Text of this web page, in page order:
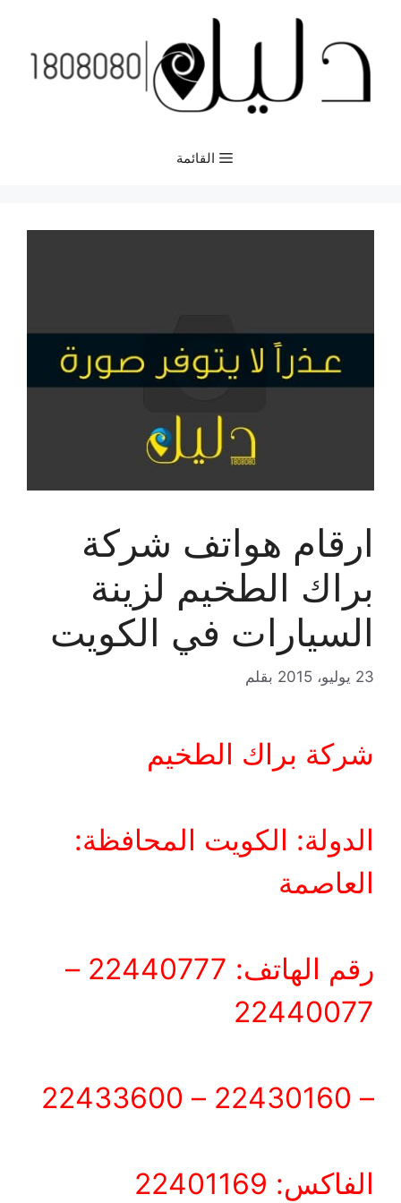
المحتوى
القائمة
ارقام هواتف شركة
براك الطخيم لزينة
السيارات في الكويت
23 يوليو، 2015 بقلم
شركة براك الطخيم
الدولة: الكويت المحافظة:
العاصمة
رقم الهاتف: 22440777 –
22440077
– 22430160 – 22433600
الفاكس: 22401169